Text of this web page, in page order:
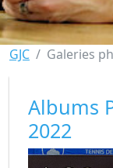
GJC Galeries
Albums
2022